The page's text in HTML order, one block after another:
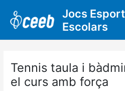
contingut
Jocs
Escolars
Tennis taula i
el curs amb força